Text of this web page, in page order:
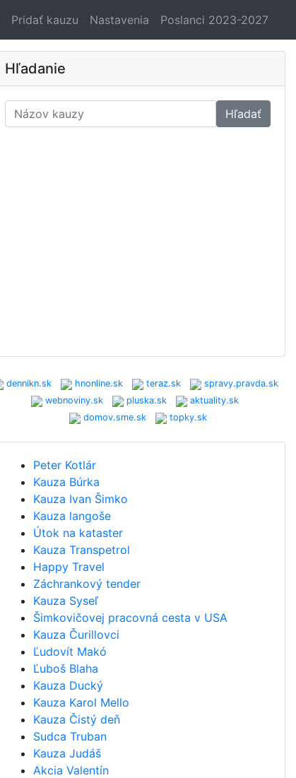
Pridať kauzu Nastavenia Poslanci 2023-2027
Hľadanie
dennikn.sk hnonline.sk teraz.sk
spravy.pravda.sk
webnoviny.sk
pluska.sk
aktuality.sk
domov.sme.sk
topky.sk
Peter Kotlár
Kauza Búrka
Kauza Ivan Šimko
Kauza langoše
Útok na kataster
Kauza Transpetrol
Happy Travel
Záchrankový tender
Kauza Syseľ
Šimkovičovej pracovná cesta v USA
Kauza Čurillovci
Ľudovít Makó
Ľuboš Blaha
Kauza Ducký
Kauza Karol Mello
Kauza Čistý deň
Sudca Truban
Kauza Judáš
Akcia Valentín